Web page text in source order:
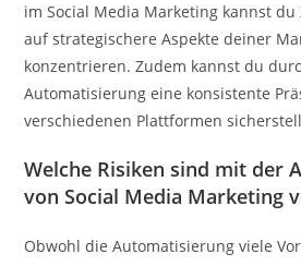
im Social Media Marketing kannst
auf strategischere Aspekte deiner
konzentrieren. Zudem kannst du
Automatisierung eine konsistente
verschiedenen Plattformen
Welche Risiken sind mit der
von Social Media Marketing
Obwohl die Automatisierung viele